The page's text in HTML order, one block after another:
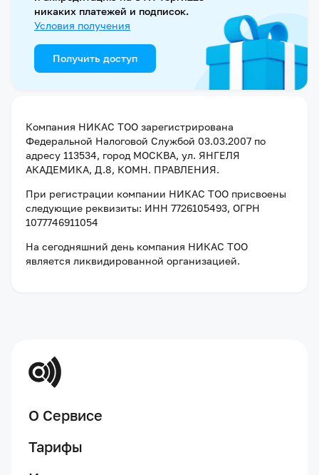
никаких платежей и подписок.
Условия получения
Получить доступ
Компания НИКАС ТОО зарегистрирована
Федеральной Налоговой Службой 03.03.2007 по
адресу 113534, город МОСКВА, ул. ЯНГЕЛЯ
АКАДЕМИКА, Д.8, КОМН. ПРАВЛЕНИЯ.
При регистрации компании НИКАС ТОО присвоены
следующие реквизиты: ИНН 7726105493, ОГРН
1077746911054
На сегодняшний день компания НИКАС ТОО
является ликвидированной организацией.
О Сервисе
Тарифы